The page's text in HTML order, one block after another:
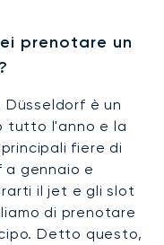
prenotare un
è un
tutto l'anno e la
fiere di
gennaio e
il jet e gli slot
di prenotare
Detto questo,